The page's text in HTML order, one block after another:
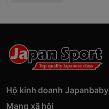
Hộ kinh doanh Japanbaby
Mạng xã hội